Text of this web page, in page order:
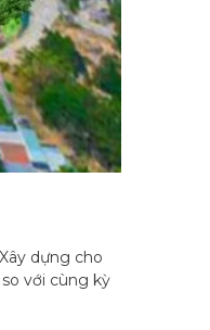
dựng cho
với cùng kỳ